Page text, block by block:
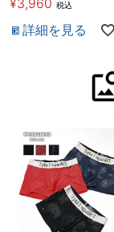
¥3,960 税込
詳細を見る